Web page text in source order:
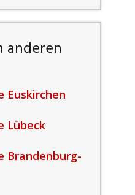
anderen
Euskirchen
Lübeck
Brandenburg-